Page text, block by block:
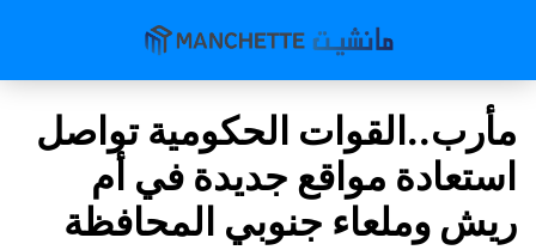
مأرب..القوات الحكومية تواصل
استعادة مواقع جديدة في أم
ريش وملعاء جنوبي المحافظة